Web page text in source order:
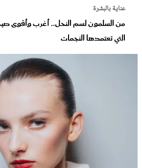
عناية بالبشرة
من السلمون لسم النحل.. أغرب وأقوى
التي تعتمدها النجمات